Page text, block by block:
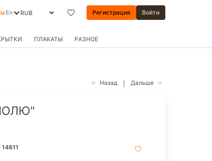
/En Регистрация Войти
ПЛАКАТЫ РАЗНОЕ
Назад Дальше